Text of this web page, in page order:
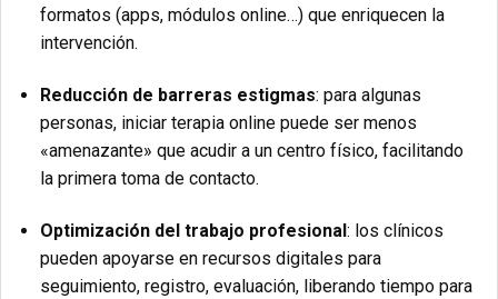
formatos (apps, módulos online…) que enriquecen la
intervención.
Reducción de barreras estigmas: para algunas
personas, iniciar terapia online puede ser menos
«amenazante» que acudir a un centro físico, facilitando
la primera toma de contacto.
Optimización del trabajo profesional : los clínicos
pueden apoyarse en recursos digitales para
seguimiento, registro, evaluación, liberando tiempo para